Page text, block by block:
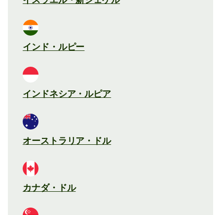
インド・ルピー
インドネシア・ルピア
オーストラリア・ドル
カナダ・ドル